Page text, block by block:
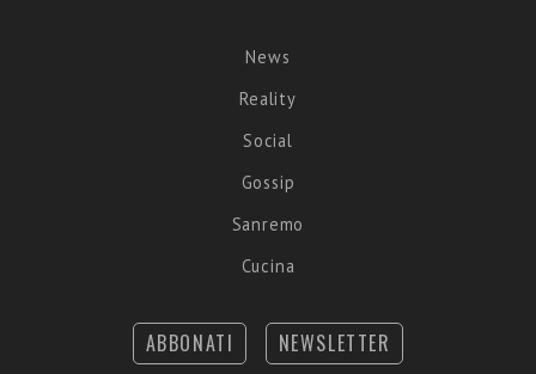
News
Reality
Social
Gossip
Sanremo
Cucina
ABBONATI NEWSLETTER